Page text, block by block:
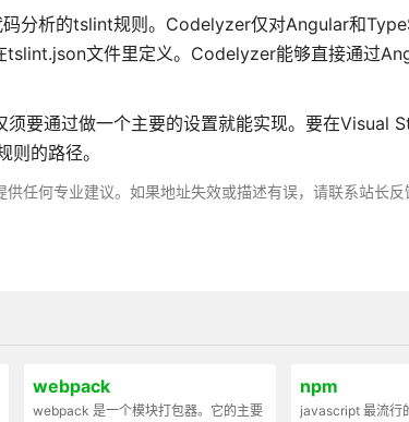
分析的tslint规则 。Codelyzer仅对Angular和
文件里定义。Codelyzer能够直接通过
要通过做一个主要的设置就能实现。要在Visual
的路径。
任何专业建议。如果地址失效或描述有误，请联系站长
webpack
webpack 是一个模块打包器。它的主要
npm
javascript 最流行